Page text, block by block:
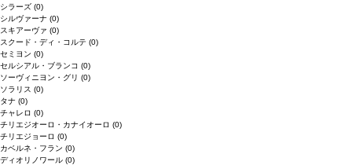
シラーズ (0)
シルヴァーナ (0)
スキアーヴァ (0)
スクード・ディ・コルテ (0)
セミヨン (0)
セルシアル・ブランコ (0)
ソーヴィニヨン・グリ (0)
ソラリス (0)
タナ (0)
チャレロ (0)
チリエジオーロ・カナイオーロ (0)
チリエジョーロ (0)
カベルネ・フラン (0)
ディオリノワール (0)